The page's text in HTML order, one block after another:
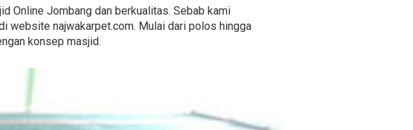
Online Jombang dan berkualitas. Sebab kami
website najwakarpet.com. Mulai dari polos hingga
konsep masjid.